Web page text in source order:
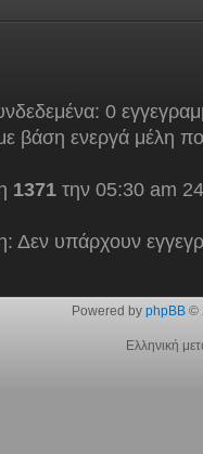
0
βάση ενεργά μέλη
1371την 05:30 am
Δεν υπάρχουν
Powered by phpBB©
Ελληνική